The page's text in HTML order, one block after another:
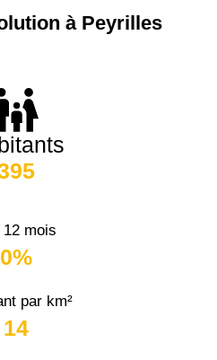
à Peyrilles
12 mois
0%
par km²
14